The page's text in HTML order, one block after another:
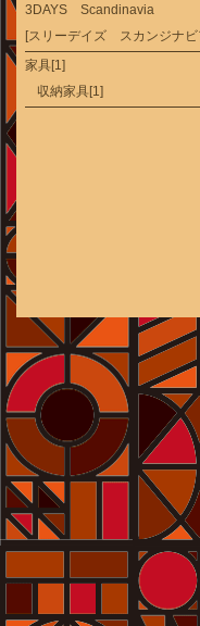
3DAYS Scandinavia
[スリーデイズ スカンジナビ
家具[1]
収納家具[1]